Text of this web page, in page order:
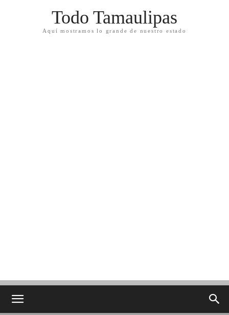
Todo Tamaulipas
Aquí mostramos lo grande de nuestro estado